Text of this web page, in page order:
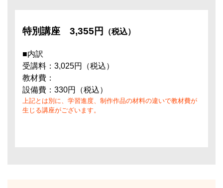
特別講座 3,355円 （税込）
■内訳
受講料：3,025円（税込）
教材費：
設備費：330円（税込）
上記とは別に、学習進度、制作作品の材料の違いで教材費が
生じる講座がございます。